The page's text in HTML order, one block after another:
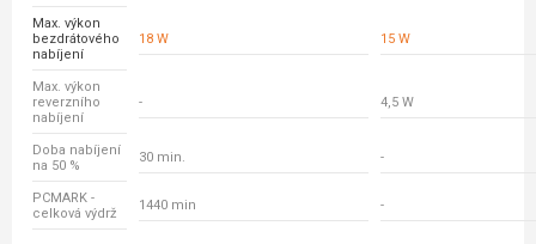
Max. výkon
bezdrátového
nabíjení
18 W 15 W
Max. výkon
reverzního
nabíjení
- 4,5 W
Doba nabíjení
na 50 %
30 min. -
PCMARK -
celková výdrž
1440 min -